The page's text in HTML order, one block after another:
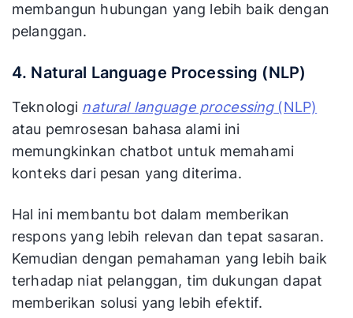
membangun hubungan yang lebih baik dengan
pelanggan.
4. Natural Language Processing (NLP)
Teknologi natural language processing(NLP)
atau pemrosesan bahasa alami ini
memungkinkan chatbot untuk memahami
konteks dari pesan yang diterima.
Hal ini membantu bot dalam memberikan
respons yang lebih relevan dan tepat sasaran.
Kemudian dengan pemahaman yang lebih baik
terhadap niat pelanggan, tim dukungan dapat
memberikan solusi yang lebih efektif.